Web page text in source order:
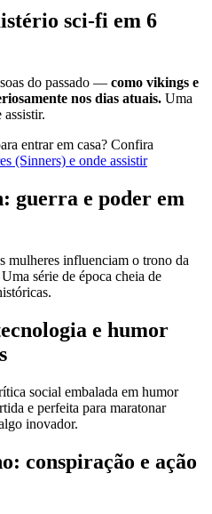
sci-fi em 6
do passado — como vikings e
nos dias atuais. Uma
entrar em casa? Confira
(Sinners) e onde assistir
guerra e poder em
mulheres influenciam o trono da
série de época cheia de
e humor
social embalada em humor
e perfeita para maratonar
inovador.
conspiração e ação